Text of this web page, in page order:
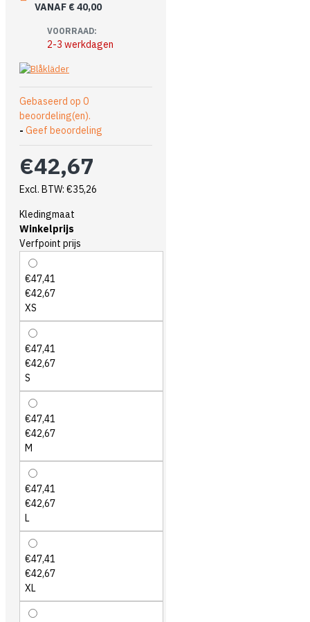
VANAF € 40,00
VOORRAAD:
2-3 werkdagen
Gebaseerd op 0
beoordeling(en).
- Geef beoordeling
€42,67
Excl. BTW: €35,26
Kledingmaat
Winkelprijs
Verfpoint prijs
€47,41
€42,67
XS
€47,41
€42,67
S
€47,41
€42,67
M
€47,41
€42,67
L
€47,41
€42,67
XL